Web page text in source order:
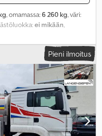
, omamassa:6 260 kg, väri:
ei mikään,
pituus:9 400 mm,
2 200 mm,
muu, akseliväli:1 310
Pieni ilmoitus